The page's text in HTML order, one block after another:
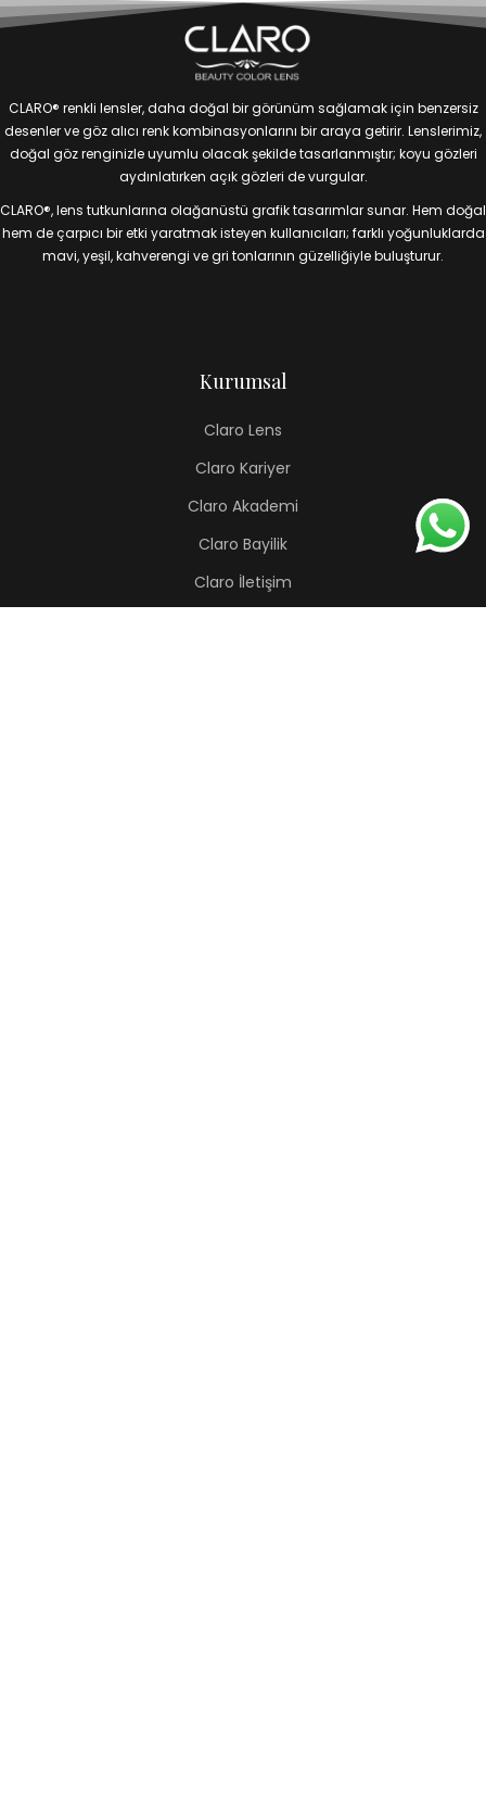
CLARO® renkli lensler, daha doğal bir görünüm sağlamak için benzersiz
desenler ve göz alıcı renk kombinasyonlarını bir araya getirir. Lenslerimiz,
doğal göz renginizle uyumlu olacak şekilde tasarlanmıştır; koyu gözleri
aydınlatırken açık gözleri de vurgular.
CLARO®, lens tutkunlarına olağanüstü grafik tasarımlar sunar. Hem doğal
hem de çarpıcı bir etki yaratmak isteyen kullanıcıları; farklı yoğunluklarda
mavi, yeşil, kahverengi ve gri tonlarının güzelliğiyle buluşturur.
Kurumsal
Claro Lens
Claro Kariyer
Claro Akademi
Claro Bayilik
Claro İletişim